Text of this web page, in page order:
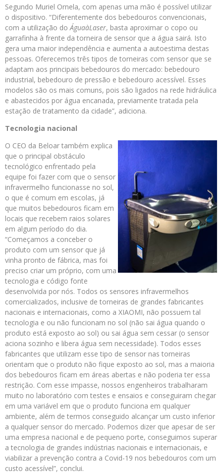
Segundo Muriel Ornela, com apenas uma mão é possível utilizar
o dispositivo. “Diferentemente dos bebedouros convencionais,
com a utilização doÁguaàLaser, basta aproximar o copo ou
garrafinha à frente da torneira de sensor que a água sairá. Isto
gera uma maior independência e aumenta a autoestima destas
pessoas. Oferecemos três tipos de torneiras com sensor que se
adaptam aos principais bebedouros do mercado: bebedouro
industrial, bebedouro de pressão e bebedouro acessível. Esses
modelos são os mais comuns, pois são ligados na rede hidráulica
e abastecidos por água encanada, previamente tratada pela
estação de tratamento da cidade”, adiciona.
Tecnologia nacional
O CEO da Beloar também explica
que o principal obstáculo
tecnológico enfrentado pela
equipe foi fazer com que o sensor
infravermelho funcionasse no sol,
o que é comum em escolas, já
que muitos bebedouros ficam em
locais que recebem raios solares
em algum período do dia.
“Começamos a conceber o
produto com um sensor que já
vinha pronto de fábrica, mas foi
preciso criar um próprio, com uma
tecnologia e código fonte
desenvolvida por nós. Todos os sensores infravermelhos
comercializados, inclusive de torneiras de grandes fabricantes
nacionais e internacionais, como a XIAOMI, não possuem tal
tecnologia e ou não funcionam no sol (não sai água quando o
produto está exposto ao sol) ou sai água sem cessar (o sensor
aciona sozinho e libera água sem necessidade). Todos esses
fabricantes que utilizam esse tipo de sensor nas torneiras
orientam que o produto não fique exposto ao sol, mas a maioria
dos bebedouros ficam em áreas abertas e não poderia ter essa
restrição. Com esse impasse, nossos engenheiros trabalharam
muito no laboratório com testes e ensaios e conseguiram chegar
em uma variável em que o produto funciona em qualquer
ambiente, além de termos conseguido alcançar um custo inferior
a qualquer sensor do mercado. Podemos dizer que apesar de ser
uma empresa nacional e de pequeno porte, conseguimos superar
a tecnologia de grandes indústrias nacionais e internacionais, e
viabilizar a prevenção contra a Covid-19 nos bebedouros com um
custo acessível”, conclui.